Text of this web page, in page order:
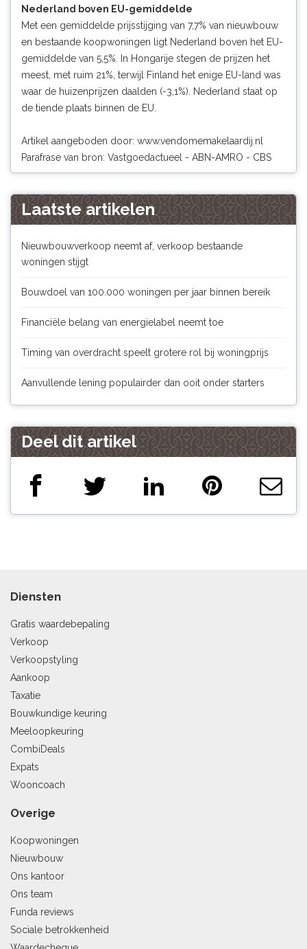
Nederland boven EU-gemiddelde
Met een gemiddelde prijsstijging van 7,7% van nieuwbouw
en bestaande koopwoningen ligt Nederland boven het EU-
gemiddelde van 5,5%. In Hongarije stegen de prijzen het
meest, met ruim 21%, terwijl Finland het enige EU-land was
waar de huizenprijzen daalden (-3,1%). Nederland staat op
de tiende plaats binnen de EU.
Artikel aangeboden door: www.vendomemakelaardij.nl
Parafrase van bron: Vastgoedactueel - ABN-AMRO - CBS
Laatste artikelen
Nieuwbouwverkoop neemt af, verkoop bestaande
woningen stijgt
Bouwdoel van 100.000 woningen per jaar binnen bereik
Financiële belang van energielabel neemt toe
Timing van overdracht speelt grotere rol bij woningprijs
Aanvullende lening populairder dan ooit onder starters
Deel dit artikel
Diensten
Gratis waardebepaling
Verkoop
Verkoopstyling
Aankoop
Taxatie
Bouwkundige keuring
Meeloopkeuring
CombiDeals
Expats
Wooncoach
Overige
Koopwoningen
Nieuwbouw
Ons kantoor
Ons team
Funda reviews
Sociale betrokkenheid